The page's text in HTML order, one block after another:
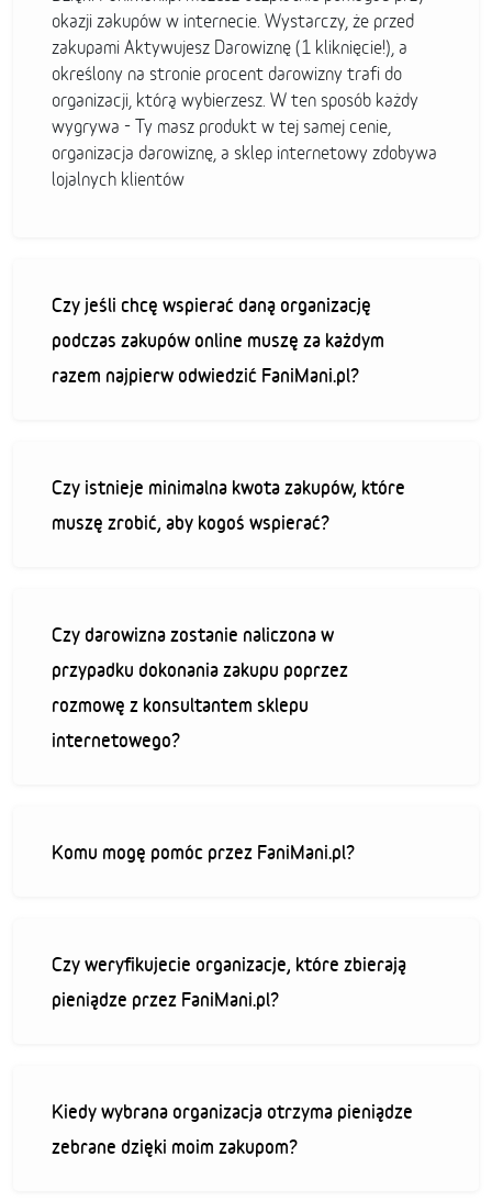
okazji zakupów w internecie. Wystarczy, że przed
zakupami Aktywujesz Darowiznę (1 kliknięcie!), a
określony na stronie procent darowizny trafi do
organizacji, którą wybierzesz. W ten sposób każdy
wygrywa - Ty masz produkt w tej samej cenie,
organizacja darowiznę, a sklep internetowy zdobywa
lojalnych klientów
Czy jeśli chcę wspierać daną organizację
podczas zakupów online muszę za każdym
razem najpierw odwiedzić FaniMani.pl?
Czy istnieje minimalna kwota zakupów, które
muszę zrobić, aby kogoś wspierać?
Czy darowizna zostanie naliczona w
przypadku dokonania zakupu poprzez
rozmowę z konsultantem sklepu
internetowego?
Komu mogę pomóc przez FaniMani.pl?
Czy weryfikujecie organizacje, które zbierają
pieniądze przez FaniMani.pl?
Kiedy wybrana organizacja otrzyma pieniądze
zebrane dzięki moim zakupom?